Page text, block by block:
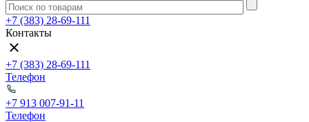
+7 (383) 28-69-111
Контакты
+7 (383) 28-69-111
Телефон
+7 913 007-91-11
Телефон